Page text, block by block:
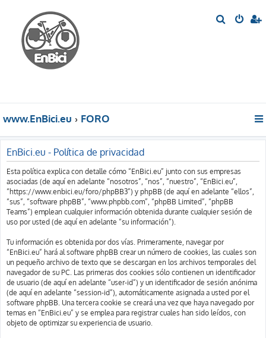
www.EnBici.eu FORO
EnBici.eu - Política de privacidad
Esta política explica con detalle cómo “EnBici.eu” junto con sus empresas
asociadas (de aquí en adelante “nosotros”, “nos”, “nuestro”, “EnBici.eu”,
“https://www.enbici.eu/foro/phpBB3”) y phpBB (de aquí en adelante “ellos”,
“sus”, “software phpBB”, “www.phpbb.com”, “phpBB Limited”, “phpBB
Teams”) emplean cualquier información obtenida durante cualquier sesión de
uso por usted (de aquí en adelante “su información”).
Tu información es obtenida por dos vías. Primeramente, navegar por
“EnBici.eu” hará al software phpBB crear un número de cookies, las cuales son
un pequeño archivo de texto que se descargan en los archivos temporales del
navegador de su PC. Las primeras dos cookies sólo contienen un identificador
de usuario (de aquí en adelante “user-id”) y un identificador de sesión anónima
(de aquí en adelante “session-id”), automáticamente asignada a usted por el
software phpBB. Una tercera cookie se creará una vez que haya navegado por
temas en “EnBici.eu” y se emplea para registrar cuales han sido leídos, con
objeto de optimizar su experiencia de usuario.